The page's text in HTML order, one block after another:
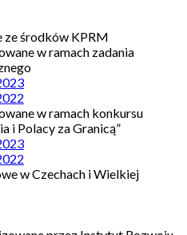
ze środków KPRM
w ramach zadania
w ramach konkursu
i Polacy za Granicą”
w Czechach i Wielkiej